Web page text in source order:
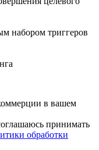
набором триггеров
в вашем
принимать
обработки